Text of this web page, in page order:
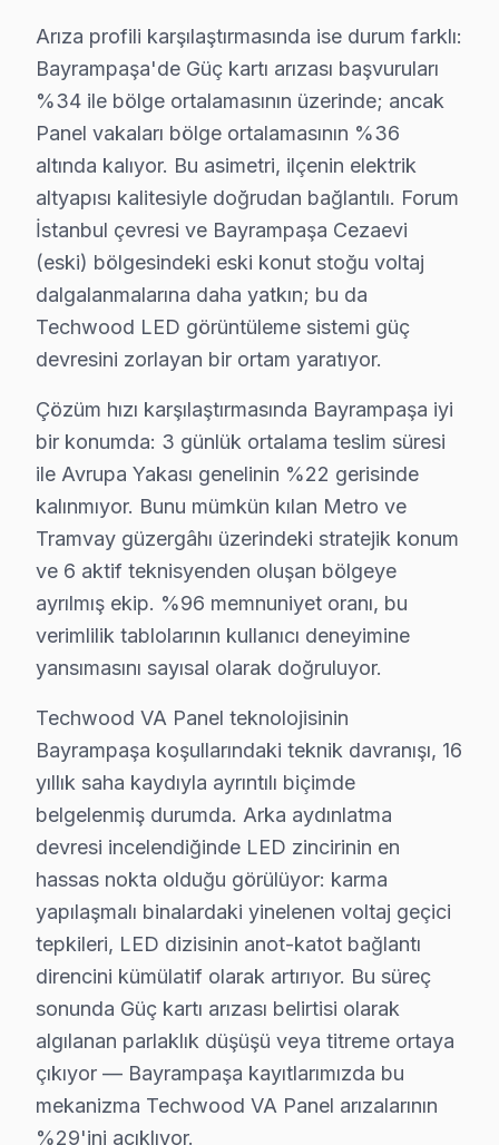
Fiyatlandırma prensibimiz üç sütuna dayanıyor:
Bayrampaşa'deki bu TV servis hacmi takvim
İkinci pik — Mart sonu: Bahar temizliği sırasında
Üçüncü pik — Haziran: Ramazan Bayramı ve yaz
Beşinci pik — Kasım: Alışveriş sezonu kampanyaları
Bayrampaşa'de Techwood Servis: Bölge
Bayrampaşa, yaklaşık 270.000+ nüfusu barındıran
Bayrampaşa Techwood TV Arızaları –
Techwood TV'lerde gözlemlenen başlıca teknik
• Bayrampaşa'de Ekran Arızaları: Panel çizgisi,
• Bayrampaşa'de Güç Sorunları: Kırmızı ışık yanıp
• Bayrampaşa'de Ses Arızaları: Hoparlör bozukluğu,
• Bayrampaşa'de Kart Arızaları: T-Con kartı, power
• Bayrampaşa'de Yazılım Sorunları: Uygulama
• Bayrampaşa'de Bağlantı Sorunları: HDMI
Chip-level tamir kapasitemizle Bayrampaşa'deki
Neden Bayrampaşa'de Techwood teknik
Bayrampaşa Techwood TV Ekran Anakart Profesyonel Servis
Bayrampaşa'da Techwood LED TV'niz
• Bayrampaşa'de 25+ sertifikalı teknisyen
• Bayrampaşa'de sadece orijinal parça kullanıyoruz.
• Osiloskop, ESR ölçer, termal kamera ile teşhis
Açıkçası,, Forum İstanbul, Bayrampaşa Cezaevi
Bayrampaşa Techwood TV Yerleştirme ve
Yeni bir Techwood televizyon aldıysanız,
Sunduğumuz kurulum seçenekleri:
Arıza profili karşılaştırmasında ise durum farklı:
Bayrampaşa'de Güç kartı arızası başvuruları
%34 ile bölge ortalamasının üzerinde; ancak
Panel vakaları bölge ortalamasının %36
altında kalıyor. Bu asimetri, ilçenin elektrik
altyapısı kalitesiyle doğrudan bağlantılı. Forum
İstanbul çevresi ve Bayrampaşa Cezaevi
(eski) bölgesindeki eski konut stoğu voltaj
dalgalanmalarına daha yatkın; bu da
Techwood LED görüntüleme sistemi güç
devresini zorlayan bir ortam yaratıyor.
Çözüm hızı karşılaştırmasında Bayrampaşa iyi
bir konumda: 3 günlük ortalama teslim süresi
ile Avrupa Yakası genelinin %22 gerisinde
kalınmıyor. Bunu mümkün kılan Metro ve
Tramvay güzergâhı üzerindeki stratejik konum
ve 6 aktif teknisyenden oluşan bölgeye
ayrılmış ekip. %96 memnuniyet oranı, bu
verimlilik tablolarının kullanıcı deneyimine
yansımasını sayısal olarak doğruluyor.
Techwood VA Panel teknolojisinin
Bayrampaşa koşullarındaki teknik davranışı, 16
yıllık saha kaydıyla ayrıntılı biçimde
belgelenmiş durumda. Arka aydınlatma
devresi incelendiğinde LED zincirinin en
hassas nokta olduğu görülüyor: karma
yapılaşmalı binalardaki yinelenen voltaj geçici
tepkileri, LED dizisinin anot-katot bağlantı
direncini kümülatif olarak artırıyor. Bu süreç
sonunda Güç kartı arızası belirtisi olarak
algılanan parlaklık düşüşü veya titreme ortaya
çıkıyor — Bayrampaşa kayıtlarımızda bu
mekanizma Techwood VA Panel arızalarının
%29'ini açıklıyor.